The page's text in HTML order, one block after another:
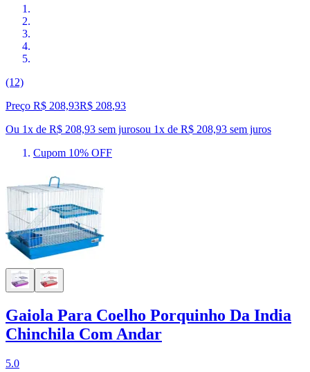
(12)
Preço R$ 208,93R$ 208,93
Ou 1x de R$ 208,93 sem jurosou 1x de R$ 208,93 sem juros
Cupom 10% OFF
Gaiola Para Coelho Porquinho Da India
Chinchila Com Andar
5.0